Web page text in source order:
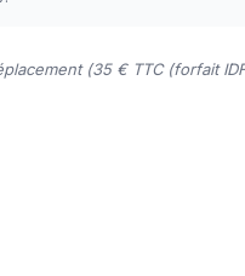
(35 € TTC (forfait